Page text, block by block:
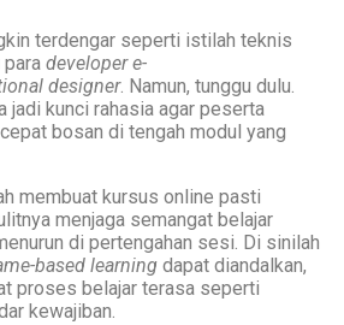
terdengar seperti istilah teknis
para developer e-
designer. Namun, tunggu dulu.
jadi kunci rahasia agar peserta
bosan di tengah modul yang
membuat kursus online pasti
menjaga semangat belajar
di pertengahan sesi. Di sinilah
based learning dapat diandalkan,
proses belajar terasa seperti
kewajiban.